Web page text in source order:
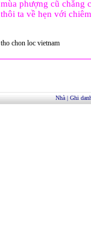
mùa phượng cũ chẳng
thôi ta về hẹn với
tho chon loc vietnam
Nhà| Ghi